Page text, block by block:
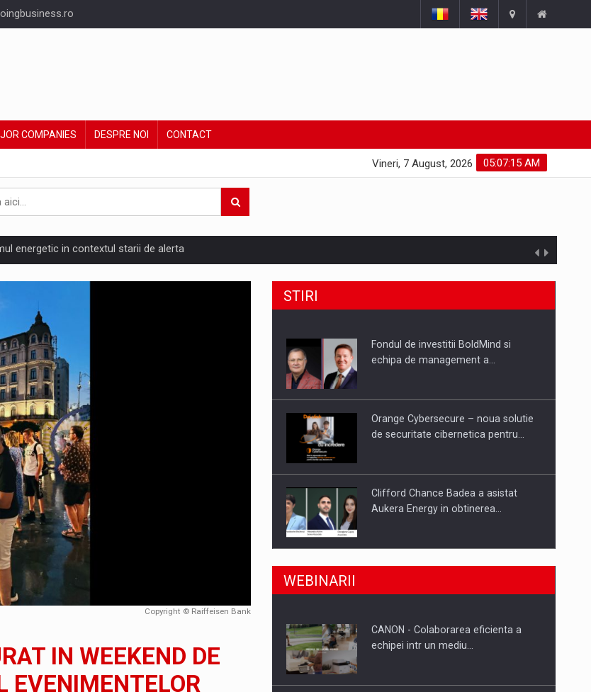
COMPANIES DESPRE NOI CONTACT
05:07:16 AM
Vineri, 7 August, 2026
energetic in contextul starii de alerta
granitele?
About Bakuchiol's Evolution
UE privind ambalajele pot risca retragerea produselor din piata
INTERNATIONAL BUSINESS SCENE
WHOLESALER IN ROMANIA
RO concept OSCAR – peste 500 de participanti
a Pall-Ex, liderul pietei de transport paletizat din Romania, preiau compania intr-o tranzactie de peste 25…
RANGE ROVER GT Copyright © Raiffeisen Bank
IN WEEKEND DE
EVENIMENTELOR
STIRI
Fondul de investitii BoldMind si
echipa de management a…
Orange Cybersecure – noua solutie
de securitate cibernetica pentru…
Clifford Chance Badea a asistat
Aukera Energy in obtinerea…
SAPTE PERSONALITATI DIN MEDIUL
Hard Enduro Piatra Craiului 2026,
WEBINARII
CANON - Colaborarea eficienta a
echipei intr un mediu…